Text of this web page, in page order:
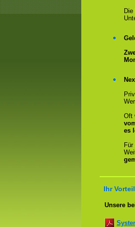
Oft
es
Ihr
Unsere